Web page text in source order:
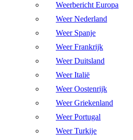
Weerbericht Europa
Weer Nederland
Weer Spanje
Weer Frankrijk
Weer Duitsland
Weer Italië
Weer Oostenrijk
Weer Griekenland
Weer Portugal
Weer Turkije